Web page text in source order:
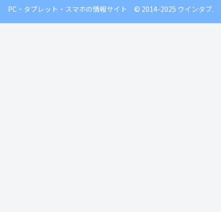
PC・タブレット・スマホの情報サイト © 2014-2025 ウインタブ.